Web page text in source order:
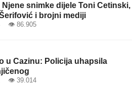
Njene snimke dijele Toni Cetinski,
i brojni mediji
👁 86.905
u Cazinu: Policija uhapsila
👁 39.014